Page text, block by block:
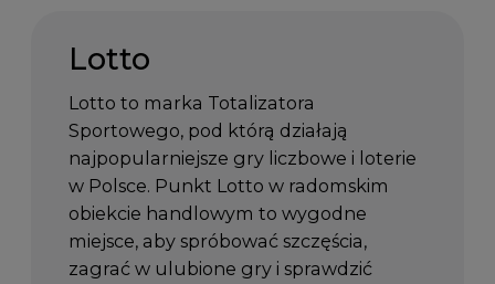
Lotto
Lotto to marka Totalizatora
Sportowego, pod którą działają
najpopularniejsze gry liczbowe i loterie
w Polsce. Punkt Lotto w radomskim
obiekcie handlowym to wygodne
miejsce, aby spróbować szczęścia,
zagrać w ulubione gry i sprawdzić